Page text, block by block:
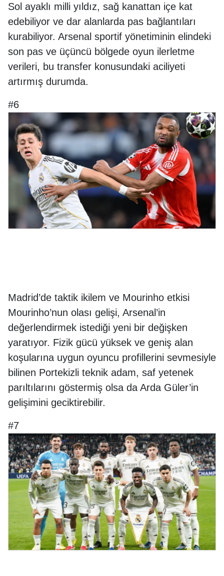
Sol ayaklı milli yıldız, sağ kanattan içe kat
edebiliyor ve dar alanlarda pas bağlantıları
kurabiliyor. Arsenal sportif yönetiminin elindeki
son pas ve üçüncü bölgede oyun ilerletme
verileri, bu transfer konusundaki aciliyeti
artırmış durumda.
#6
Madrid’de taktik ikilem ve Mourinho etkisi
Mourinho’nun olası gelişi, Arsenal’in
değerlendirmek istediği yeni bir değişken
yaratıyor. Fizik gücü yüksek ve geniş alan
koşularına uygun oyuncu profillerini sevmesiyle
bilinen Portekizli teknik adam, saf yetenek
parıltılarını göstermiş olsa da Arda Güler’in
gelişimini geciktirebilir.
#7